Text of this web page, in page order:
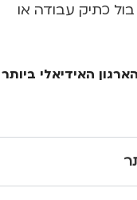
כתיק עבודה או
האידיאלי ביותר